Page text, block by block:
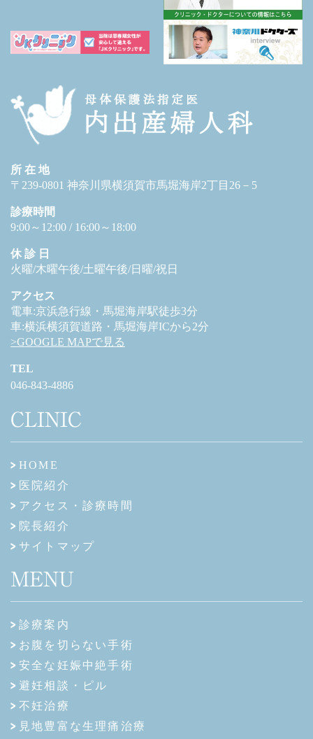
所 在 地
〒239-0801 神奈川県横須賀市馬堀海岸2丁目26－5
診療時間
9:00～12:00 / 16:00～18:00
休 診 日
火曜/木曜午後/土曜午後/日曜/祝日
アクセス
電車:京浜急行線・馬堀海岸駅徒歩3分
車:横浜横須賀道路・馬堀海岸ICから2分
>GOOGLE MAPで見る
TEL
046-843-4886
CLINIC
HOME
医院紹介
アクセス・診療時間
院長紹介
サイトマップ
MENU
診療案内
お腹を切らない手術
安全な妊娠中絶手術
避妊相談・ピル
不妊治療
見地豊富な生理痛治療